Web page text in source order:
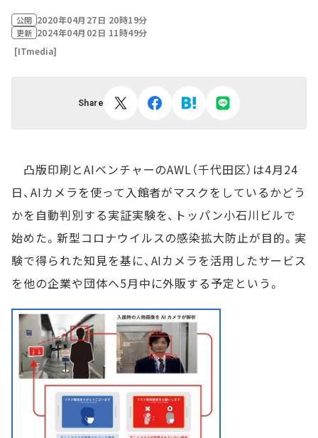
公開 2020年04月27日 20時19分
更新 2024年04月02日 11時49分
[ITmedia]
Share
凸版印刷とAIベンチャーのAWL（千代田区）は4月24
日、AIカメラを使って入館者がマスクをしているかどう
かを自動判別する実証実験を、トッパン小石川ビルで
始めた。新型コロナウイルスの感染拡大防止が目的。実
験で得られた知見を基に、AIカメラを活用したサービス
を他の企業や団体へ5月中に外販する予定という。